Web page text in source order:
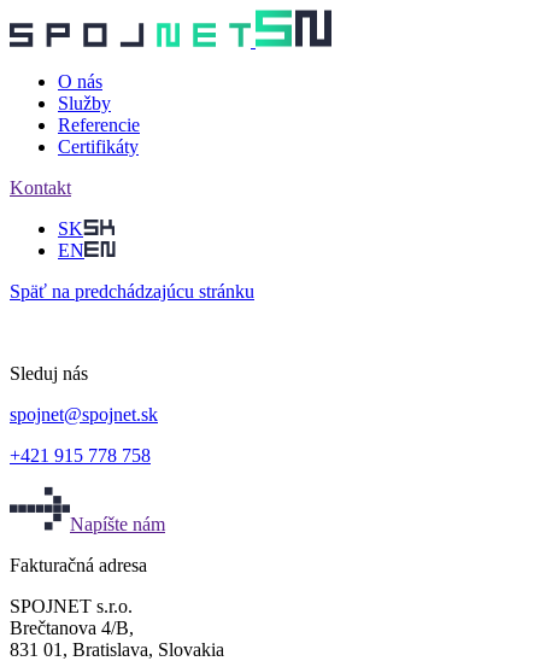
O nás
Služby
Referencie
Certifikáty
Kontakt
SK
EN
Späť na predchádzajúcu stránku
Sleduj nás
spojnet@spojnet.sk
+421 915 778 758
Napíšte nám
Fakturačná adresa
SPOJNET s.r.o.
Brečtanova 4/B,
831 01, Bratislava, Slovakia